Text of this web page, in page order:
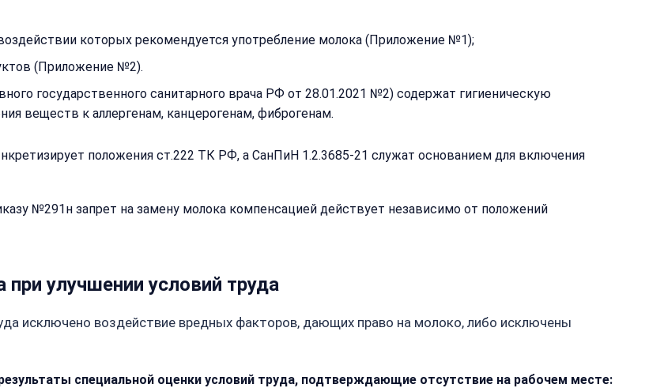
которых рекомендуется употребление молока (Приложение №1);
(Приложение №2).
государственного санитарного врача РФ от 28.01.2021 №2) содержат гигиеническую
веществ к аллергенам, канцерогенам, фиброгенам.
положения ст.222 ТК РФ, а СанПиН 1.2.3685-21 служат основанием для включения
№291н запрет на замену молока компенсацией действует независимо от положений
улучшении условий труда
исключено воздействие вредных факторов, дающих право на молоко, либо исключены
специальной оценки условий труда, подтверждающие отсутствие на рабочем месте:
данных
Получить расчёт
персональных
отвечаем
в течение
15 минут
Или
995-
22-